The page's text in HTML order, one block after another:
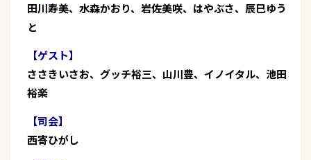
田川寿美、水森かおり、岩佐美咲、はやぶさ、辰巳ゆう
と
【ゲスト】
ささきいさお、グッチ裕三、山川豊、イノイタル、池田
裕楽
【司会】
西寄ひがし